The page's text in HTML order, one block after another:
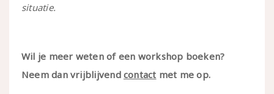
situatie.
Wil je meer weten of een workshop boeken?
Neem dan vrijblijvend contact met me op.